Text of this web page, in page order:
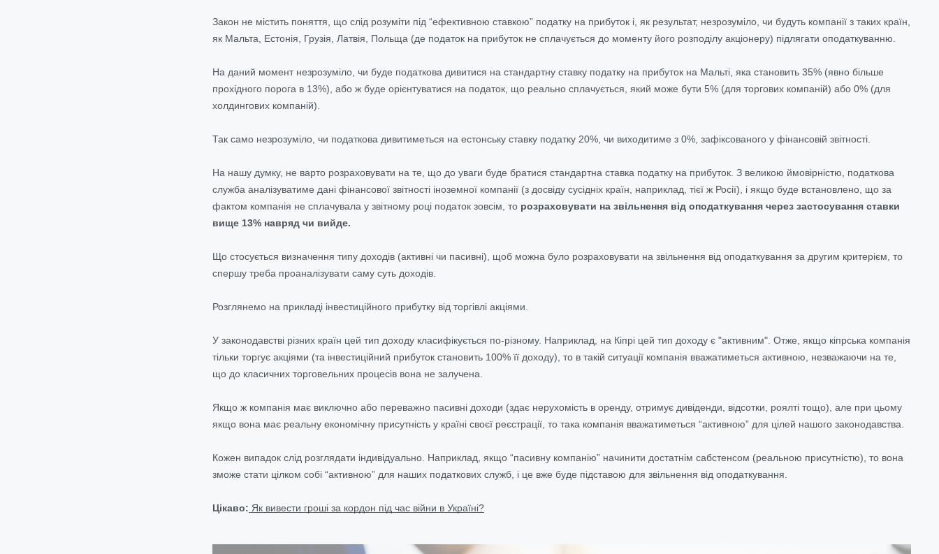
Закон не містить поняття, що слід розуміти під “ефективною ставкою” податку на прибуток і, як результат, незрозуміло, чи будуть компанії з таких країн,
як Мальта, Естонія, Грузія, Латвія, Польща (де податок на прибуток не сплачується до моменту його розподілу акціонеру) підлягати оподаткуванню.
На даний момент незрозуміло, чи буде податкова дивитися на стандартну ставку податку на прибуток на Мальті, яка становить 35% (явно більше
прохідного порога в 13%), або ж буде орієнтуватися на податок, що реально сплачується, який може бути 5% (для торгових компаній) або 0% (для
холдингових компаній).
Так само незрозуміло, чи податкова дивитиметься на естонську ставку податку 20%, чи виходитиме з 0%, зафіксованого у фінансовій звітності.
На нашу думку, не варто розраховувати на те, що до уваги буде братися стандартна ставка податку на прибуток. З великою ймовірністю, податкова
служба аналізуватиме дані фінансової звітності іноземної компанії (з досвіду сусідніх країн, наприклад, тієї ж Росії), і якщо буде встановлено, що за
фактом компанія не сплачувала у звітному році податок зовсім, то розраховувати на звільнення від оподаткування через застосування ставки
вище 13% навряд чи вийде.
Що стосується визначення типу доходів (активні чи пасивні), щоб можна було розраховувати на звільнення від оподаткування за другим критерієм, то
спершу треба проаналізувати саму суть доходів.
Розглянемо на прикладі інвестиційного прибутку від торгівлі акціями.
У законодавстві різних країн цей тип доходу класифікується по-різному. Наприклад, на Кіпрі цей тип доходу є "активним". Отже, якщо кіпрська компанія
тільки торгує акціями (та інвестиційний прибуток становить 100% її доходу), то в такій ситуації компанія вважатиметься активною, незважаючи на те,
що до класичних торговельних процесів вона не залучена.
Якщо ж компанія має виключно або переважно пасивні доходи (здає нерухомість в оренду, отримує дивіденди, відсотки, роялті тощо), але при цьому
якщо вона має реальну економічну присутність у країні своєї реєстрації, то така компанія вважатиметься “активною” для цілей нашого законодавства.
Кожен випадок слід розглядати індивідуально. Наприклад, якщо “пасивну компанію” начинити достатнім сабстенсом (реальною присутністю), то вона
зможе стати цілком собі “активною” для наших податкових служб, і це вже буде підставою для звільнення від оподаткування.
Цікаво: Як вивести гроші за кордон під час війни в Україні?